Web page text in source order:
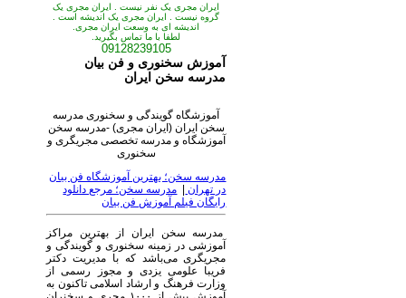
ایران مجری یک نفر نیست . ایران مجری یک
گروه نیست . ایران مجری یک اندیشه است .
اندیشه ای به وسعت ایران مجری.
لطفا با ما تماس بگیرید.
09128239105
آموزش سخنوری و فن بیان
مدرسه سخن ایران
آموزشگاه گویندگی و سخنوری مدرسه
سخن ایران (ایران مجری) -مدرسه سخن
آموزشگاه و مدرسه تخصصی مجریگری و
سخنوری
مدرسه سخن؛ بهترین آموزشگاه فن بیان
در تهران | مدرسه سخن؛ مرجع دانلود
رایگان فیلم آموزش فن بیان
مدرسه سخن ایران از بهترین مراکز
آموزشی در زمینه سخنوری و گویندگی و
مجریگری می‌باشد که با مدیریت دکتر
فریبا علومی یزدی و مجوز رسمی از
وزارت فرهنگ و ارشاد اسلامی تاکنون به